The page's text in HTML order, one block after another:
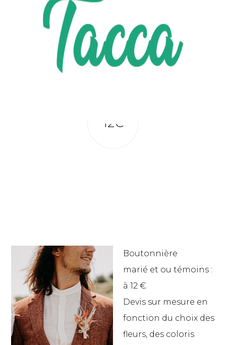
NOS BOUTONNIÈRES
12€
Boutonnière
marié et ou témoins :
à 12 €.
Devis sur mesure en
fonction du choix des
fleurs, des coloris